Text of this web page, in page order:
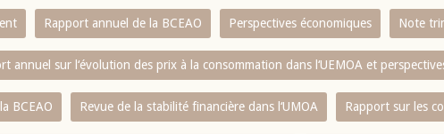
Rapport annuel de la BCEAO Perspectives économiques Note
annuel sur l‘évolution des prix à la consommation dans l‘UEMOA et
BCEAO Revue de la stabilité financière dans l‘UMOA Rapport sur les